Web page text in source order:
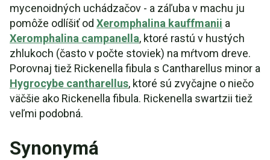
mycenoidných uchádzačov - a záľuba v machu ju
pomôže odlíšiť od Xeromphalina kauffmanii a
Xeromphalina campanella, ktoré rastú v hustých
zhlukoch (často v počte stoviek) na mŕtvom dreve.
Porovnaj tiež Rickenella fibula s Cantharellus minor a
Hygrocybe cantharellus, ktoré sú zvyčajne o niečo
väčšie ako Rickenella fibula. Rickenella swartzii tiež
veľmi podobná.
Synonymá